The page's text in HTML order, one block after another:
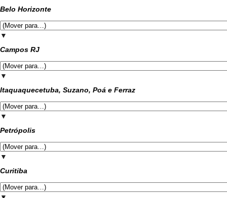
Belo Horizonte
▼
Campos RJ
▼
Itaquaquecetuba, Suzano, Poá e Ferraz
▼
Petrópolis
▼
Curitiba